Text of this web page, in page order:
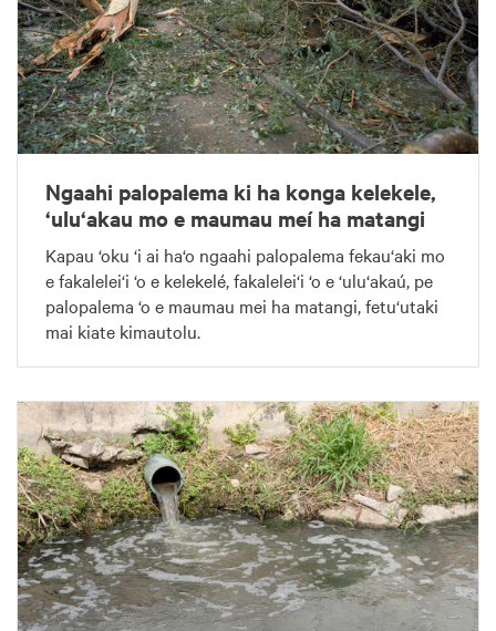
Ngaahi palopalema ki ha konga kelekele,
‘ulu‘akau mo e maumau meí ha matangi
Kapau ‘oku ‘i ai ha‘o ngaahi palopalema fekau‘aki mo
e fakalelei‘i ‘o e kelekelé, fakalelei‘i ‘o e ‘ulu‘akaú, pe
palopalema ‘o e maumau mei ha matangi, fetu‘utaki
mai kiate kimautolu.